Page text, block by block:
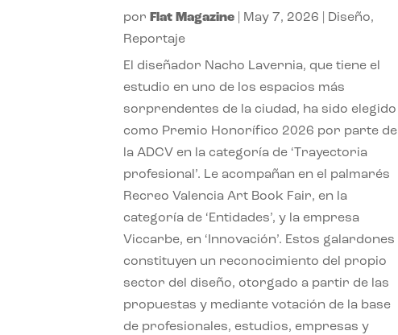
por Flat Magazine May 7, 2026 Diseño,
Reportaje
El diseñador Nacho Lavernia, que tiene el
estudio en uno de los espacios más
sorprendentes de la ciudad, ha sido elegido
como Premio Honorífico 2026 por parte de
la ADCV en la categoría de ‘Trayectoria
profesional’. Le acompañan en el palmarés
Recreo Valencia Art Book Fair, en la
categoría de ‘Entidades’, y la empresa
Viccarbe, en ‘Innovación’. Estos galardones
constituyen un reconocimiento del propio
sector del diseño, otorgado a partir de las
propuestas y mediante votación de la base
de profesionales, estudios, empresas y